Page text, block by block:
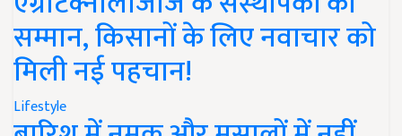
सम्मान, किसानों के लिए नवाचार को
मिली नई पहचान!
Lifestyle